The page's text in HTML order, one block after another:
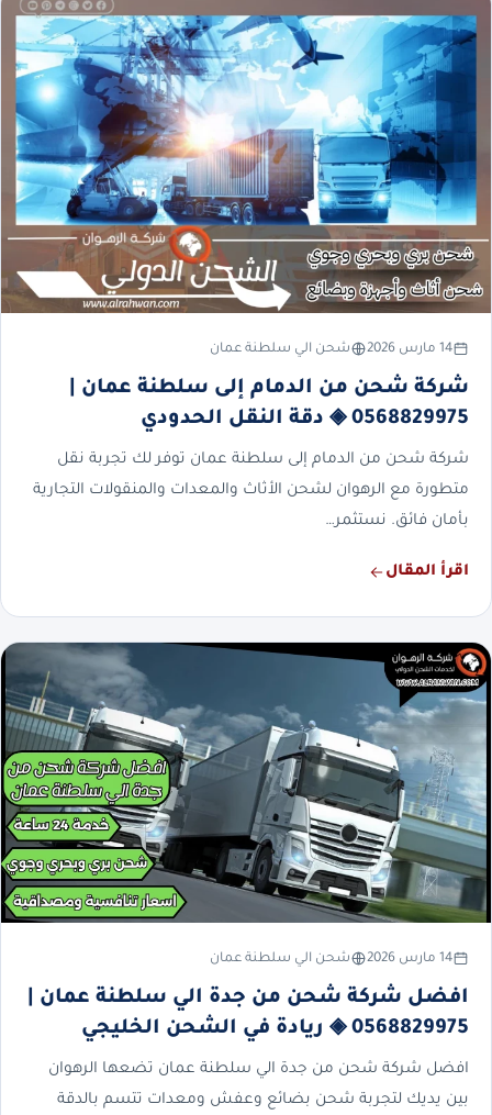
14 مارس 2026 شحن الي سلطنة عمان
شركة شحن من الدمام إلى سلطنة عمان |
0568829975 ◈ دقة النقل الحدودي
شركة شحن من الدمام إلى سلطنة عمان توفر لك تجربة نقل
متطورة مع الرهوان لشحن الأثاث والمعدات والمنقولات التجارية
بأمان فائق. نستثمر…
اقرأ المقال
14 مارس 2026 شحن الي سلطنة عمان
افضل شركة شحن من جدة الي سلطنة عمان |
0568829975 ◈ ريادة في الشحن الخليجي
افضل شركة شحن من جدة الي سلطنة عمان تضعها الرهوان
بين يديك لتجربة شحن بضائع وعفش ومعدات تتسم بالدقة